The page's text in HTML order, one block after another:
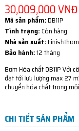
30,009,000 VNĐ
Mã sản phẩm:DB11P
Tình trạng:Còn hàng
Nhà sản xuất:
Bảo hành:12 tháng
Bơm Hóa chất DB11P Với
đạt tới lưu lượng max 27
chuyển hóa chất trong
CHI TIẾT SẢN PHẨM